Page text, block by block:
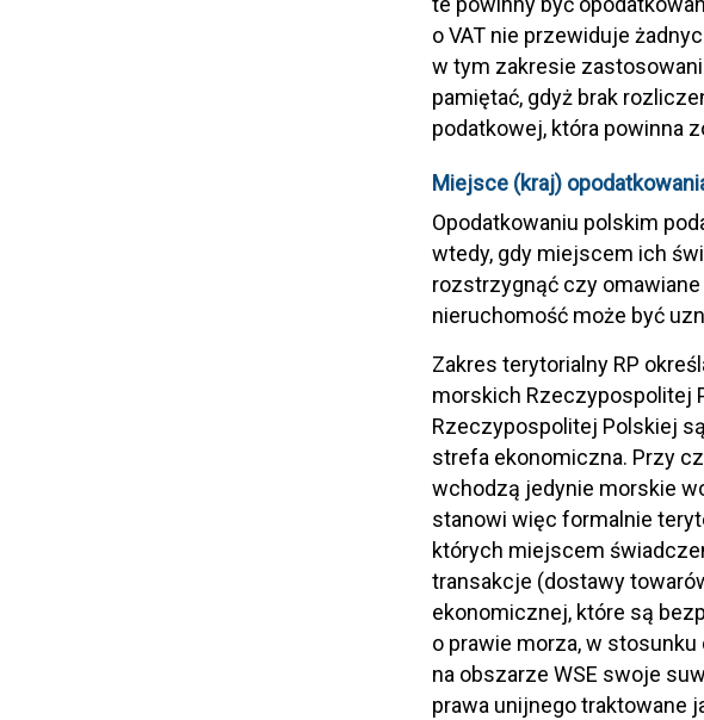
o VAT nie przewiduje
w tym zakresie
pamiętać, gdyż brak
podatkowej, która powinna
Miejsce (kraj)
Opodatkowaniu polskim
wtedy, gdy miejscem ich
rozstrzygnąć czy
nieruchomość może być
Zakres terytorialny RP
morskich Rzeczypospolitej
Rzeczypospolitej Polskiej
strefa ekonomiczna. Przy
wchodzą jedynie morskie
stanowi więc formalnie
których miejscem
transakcje (dostawy
ekonomicznej, które są
o prawie morza, w
na obszarze WSE swoje
prawa unijnego traktowane